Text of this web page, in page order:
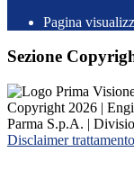
Pagina
Sezione
Copyright 2026 |
Parma S.p.A. |
Disclaimer